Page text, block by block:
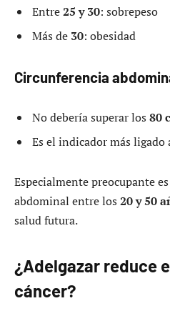
Entre25 y 30: sobrepeso
Más de 30: obesidad
Circunferencia
No debería superar los 80
Es el indicador más ligado
Especialmente preocupante
abdominal entre los 20 y 50
salud futura.
¿Adelgazar reduce
cáncer?